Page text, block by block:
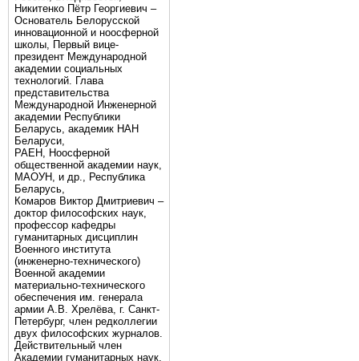
Никитенко Пётр Георгиевич –
Основатель Белорусской
инновационной и ноосферной
школы, Первый вице-
президент Международной
академии социальных
технологий. Глава
представительства
Международной Инженерной
академии Республики
Беларусь, академик НАН
Беларуси,
РАЕН, Ноосферной
общественной академии наук,
МАОУН, и др., Республика
Беларусь,
Комаров Виктор Дмитриевич –
доктор философских наук,
профессор кафедры
гуманитарных дисциплин
Военного института
(инженерно-технического)
Военной академии
материально-технического
обеспечения им. генерала
армии А.В. Хрелёва, г. Санкт-
Петербург, член редколлегии
двух философских журналов.
Действительный член
Академии гуманитарных наук,